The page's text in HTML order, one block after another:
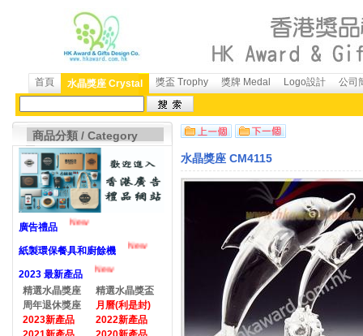
首頁 水晶獎座 Crystal 獎盃 Trophy 獎牌 Medal Logo設計 公司
商品分類 / Category
廣告禮品 New
紙製環保餐具和廚餘機 New
2023 最新產品
New
精選水晶獎座
精選水晶獎盃
周年退休獎座
月曆(利是封)
2023新產品
2022新產品
水晶獎座 CM4115